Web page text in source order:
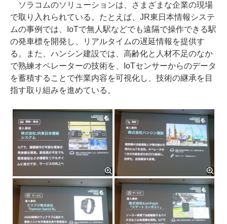
ソラコムのソリューションは、さまざまな企業の現場
で取り入れられている。たとえば、JR東日本情報システ
ムの事例では、IoTで無人駅などでも遠隔で操作できる駅
の発車標を開発し、リアルタイムの遅延情報を提供す
る。また、ハンシン建設では、高齢化と人材不足のなか
で熟練オペレーターの技術を、IoTセンサーからのデータ
を蓄積することで作業内容を可視化し、技術の継承を目
指す取り組みを進めている。